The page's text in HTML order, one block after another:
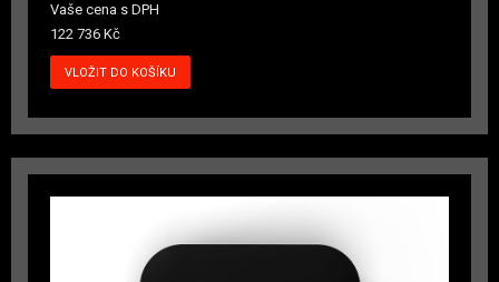
Vaše cena s DPH
122 736 Kč